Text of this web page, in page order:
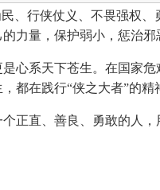
、行侠仗义、不畏强权
力量，保护弱小，惩治邪
心系天下苍生。在国家
都在践行“侠之大者”的精
正直、善良、勇敢的人